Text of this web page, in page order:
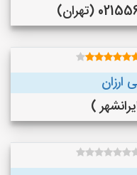
ارزان
)